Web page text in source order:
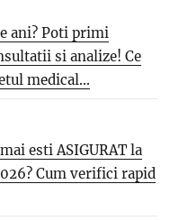
ani? Poti primi
si analize! Ce
medical...
esti ASIGURAT la
Cum verifici rapid